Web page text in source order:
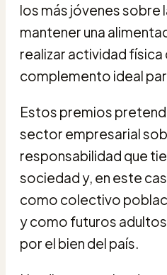
los más jóvenes sobre
mantener una
realizar actividad física
complemento ideal
Estos premios
sector empresarial
responsabilidad que
sociedad y, en este
como colectivo
y como futuros
por el bien del país.